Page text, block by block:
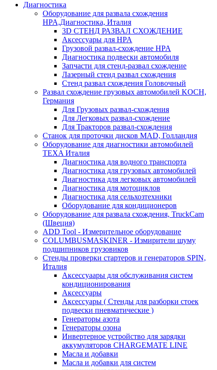
Диагностика
Оборудование для развала схождения
HPA,Диагностика, Италия
3D СТЕНД РАЗВАЛ СХОЖДЕНИЕ
Аксессуары для HPA
Грузовой развал-схождение HPA
Диагностика подвески автомобиля
Запчасти для стенд-развал схождение
Лазерный стенд развал схождения
Стенд развал схождения Головочный
Развал схождение грузовых автомобилей KOCH,
Германия
Для Грузовых развал-схождения
Для Легковых развал-схождение
Для Тракторов развал-схождения
Станок для проточки дисков MAD, Голландия
Оборудование для диагностики автомобилей
TEXA Италия
Диагностика для водного транспорта
Диагностика для грузовых автомобилей
Диагностика для легковых автомобилей
Диагностика для мотоциклов
Диагностика для сельхозтехники
Оборудование для кондиционеров
Оборудование для развала схождения, TruckCam
(Швеция)
ADD Tool - Измерительное оборудование
COLUMBUSMASKINER - Измирители шуму
подшипников грузовиков
Стенды проверки стартеров и генераторов SPIN,
Италия
Аксессуаары для обслуживания систем
кондиционирования
Аксессуары
Аксессуары ( Стенды для разборки стоек
подвески пневматические )
Генераторы азота
Генераторы озона
Инвертерное устройство для зарядки
аккумуляторов CHARGEMATE LINE
Масла и добавки
Масла и добавки для систем